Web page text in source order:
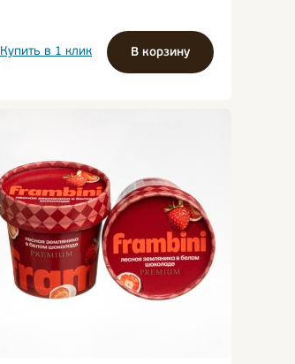
Купить в 1 клик В корзину